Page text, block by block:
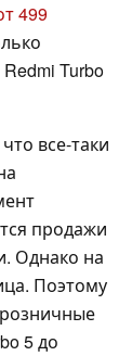
499
Turbo
все-таки
продажи
Однако на
Поэтому
5 до